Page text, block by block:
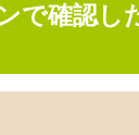
で確認し